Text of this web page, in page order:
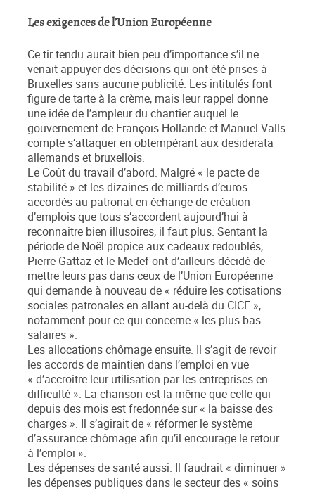
Les exigences de l’Union Européenne
Ce tir tendu aurait bien peu d’importance s’il ne
venait appuyer des décisions qui ont été prises à
Bruxelles sans aucune publicité. Les intitulés font
figure de tarte à la crème, mais leur rappel donne
une idée de l’ampleur du chantier auquel le
gouvernement de François Hollande et Manuel Valls
compte s’attaquer en obtempérant aux desiderata
allemands et bruxellois.
Le Coût du travail d’abord. Malgré « le pacte de
stabilité » et les dizaines de milliards d’euros
accordés au patronat en échange de création
d’emplois que tous s’accordent aujourd’hui à
reconnaitre bien illusoires, il faut plus. Sentant la
période de Noël propice aux cadeaux redoublés,
Pierre Gattaz et le Medef ont d’ailleurs décidé de
mettre leurs pas dans ceux de l’Union Européenne
qui demande à nouveau de « réduire les cotisations
sociales patronales en allant au-delà du CICE »,
notamment pour ce qui concerne « les plus bas
salaires ».
Les allocations chômage ensuite. Il s’agit de revoir
les accords de maintien dans l’emploi en vue
« d’accroitre leur utilisation par les entreprises en
difficulté ». La chanson est la même que celle qui
depuis des mois est fredonnée sur « la baisse des
charges ». Il s’agirait de « réformer le système
d’assurance chômage afin qu’il encourage le retour
à l’emploi ».
Les dépenses de santé aussi. Il faudrait « diminuer »
les dépenses publiques dans le secteur des « soins